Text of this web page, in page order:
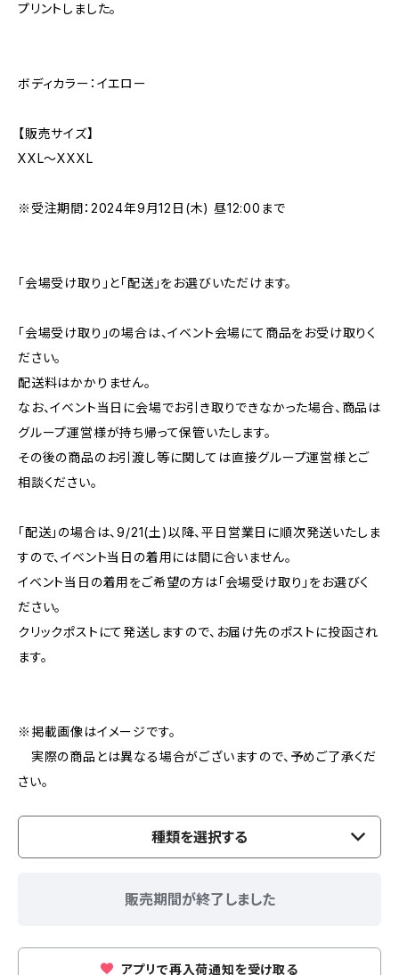
プリントしました。
ボディカラー：イエロー
【販売サイズ】
XXL〜XXXL
※受注期間：2024年9月12日(木) 昼12:00まで
「会場受け取り」と「配送」をお選びいただけます。
「会場受け取り」の場合は、イベント会場にて商品をお受け取りく
ださい。
配送料はかかりません。
なお、イベント当日に会場でお引き取りできなかった場合、商品は
グループ運営様が持ち帰って保管いたします。
その後の商品のお引渡し等に関しては直接グループ運営様とご
相談ください。
「配送」の場合は、9/21(土)以降、平日営業日に順次発送いたしま
すので、イベント当日の着用には間に合いません。
イベント当日の着用をご希望の方は「会場受け取り」をお選びく
ださい。
クリックポストにて発送しますので、お届け先のポストに投函され
ます。
※掲載画像はイメージです。
実際の商品とは異なる場合がございますので、予めご了承くだ
さい。
種類を選択する
販売期間が終了しました
アプリで再入荷通知を受け取る